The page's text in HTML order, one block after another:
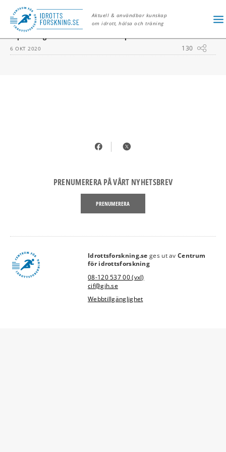
Aktuell & användbar kunskap
om idrott, hälsa och träning
P-piller inget hinder för bra idrottsprestationer
6 OKT 2020 130
PRENUMERERA PÅ VÅRT NYHETSBREV
PRENUMERERA
link Idrottsforskning.se ges ut avCentrum
för idrottsforskning
08-120 537 00 (vxl)
cif@gih.se
Webbtillgänglighet